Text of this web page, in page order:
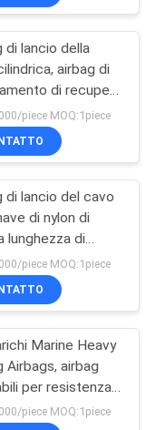
di
di lancio della
airbag di
di recupero
di sicurezza
piece MOQ:1piece
di lancio del cavo
di nylon di
lunghezza di
- di 1000mm
piece MOQ:1piece
Marine Heavy
Airbags, airbag
per resistenza
di
piece MOQ:1piece